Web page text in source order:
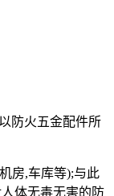
防火五金配件所
房,车库等);与此
体无毒无害的防